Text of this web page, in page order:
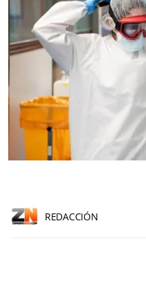
REDACCIÓN